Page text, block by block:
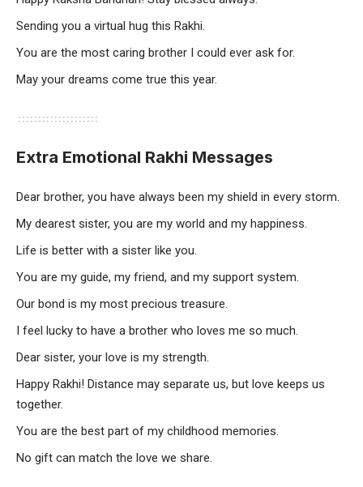
Sending you a virtual hug this Rakhi.
You are the most caring brother I could ever ask for.
May your dreams come true this year.
Extra Emotional Rakhi Messages
Dear brother, you have always been my shield in every storm.
My dearest sister, you are my world and my happiness.
Life is better with a sister like you.
You are my guide, my friend, and my support system.
Our bond is my most precious treasure.
I feel lucky to have a brother who loves me so much.
Dear sister, your love is my strength.
Happy Rakhi! Distance may separate us, but love keeps us
together.
You are the best part of my childhood memories.
No gift can match the love we share.